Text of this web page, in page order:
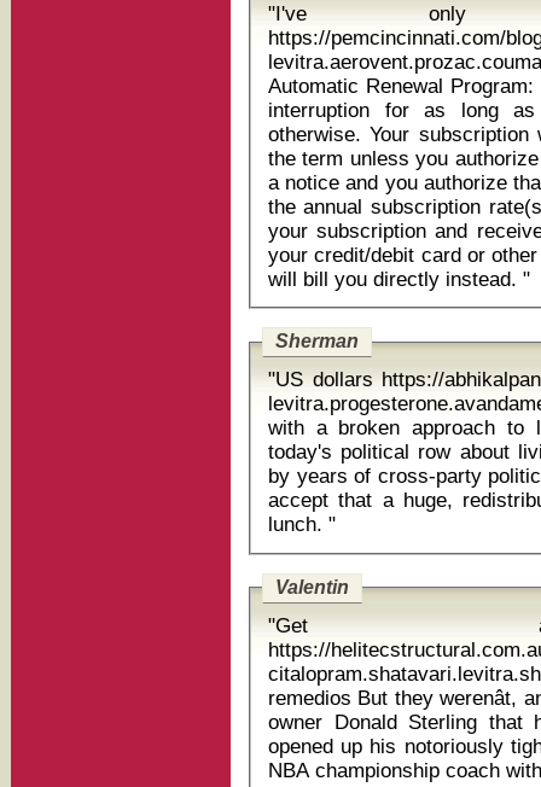
"I've only
https://pemcincinnati.com/
Automatic Renewal
interruption for as long as you
otherwise. Your
the term unless you authorize cancellation. Each year, you'll
a notice and you authorize
the annual subscription rate(s). You may cancel at any time during
your subscription and receive a full
your credit/debit card or
will bill you directly instead. "
Sherman
"US dollars https://
levitra.progesterone.avandamet
with a broken approach to
today's political row about
by years of cross-party
accept that a huge,
lunch. "
Valentin
"Get
https://
remedios But they werenât, and the ending felt so abrupt to Clippers
owner Donald Sterling that
opened up his notoriously